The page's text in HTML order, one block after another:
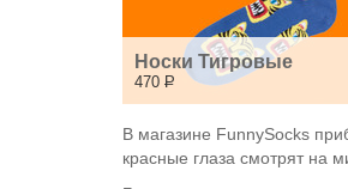
Носки Тигровые
470 Р
В магазине FunnySocks
красные глаза смотрят на